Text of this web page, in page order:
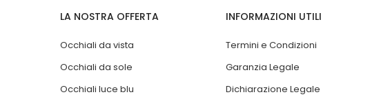
LA NOSTRA OFFERTA
Occhiali da vista
Occhiali da sole
Occhiali luce blu
INFORMAZIONI UTILI
Termini e Condizioni
Garanzia Legale
Dichiarazione Legale